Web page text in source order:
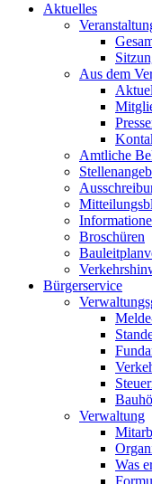
Aktuelles
Aus dem
Amtliche
Broschüren
Bürgerservice
Verwaltung
Was